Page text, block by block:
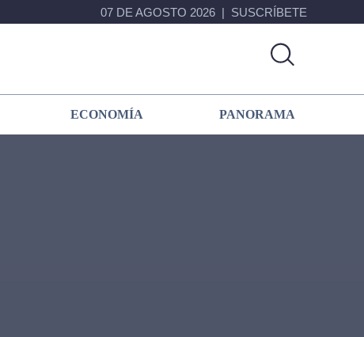
07 DE AGOSTO 2026 SUSCRÍBETE
ECONOMÍA PANORAMA